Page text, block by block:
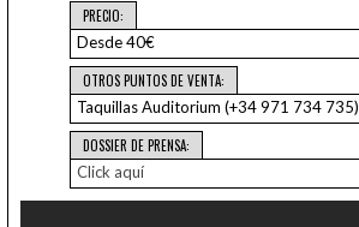
PRECIO:
Desde 40€
OTROS PUNTOS DE VENTA:
Taquillas Auditorium (+34 971 734 735)
DOSSIER DE PRENSA:
Click aquí